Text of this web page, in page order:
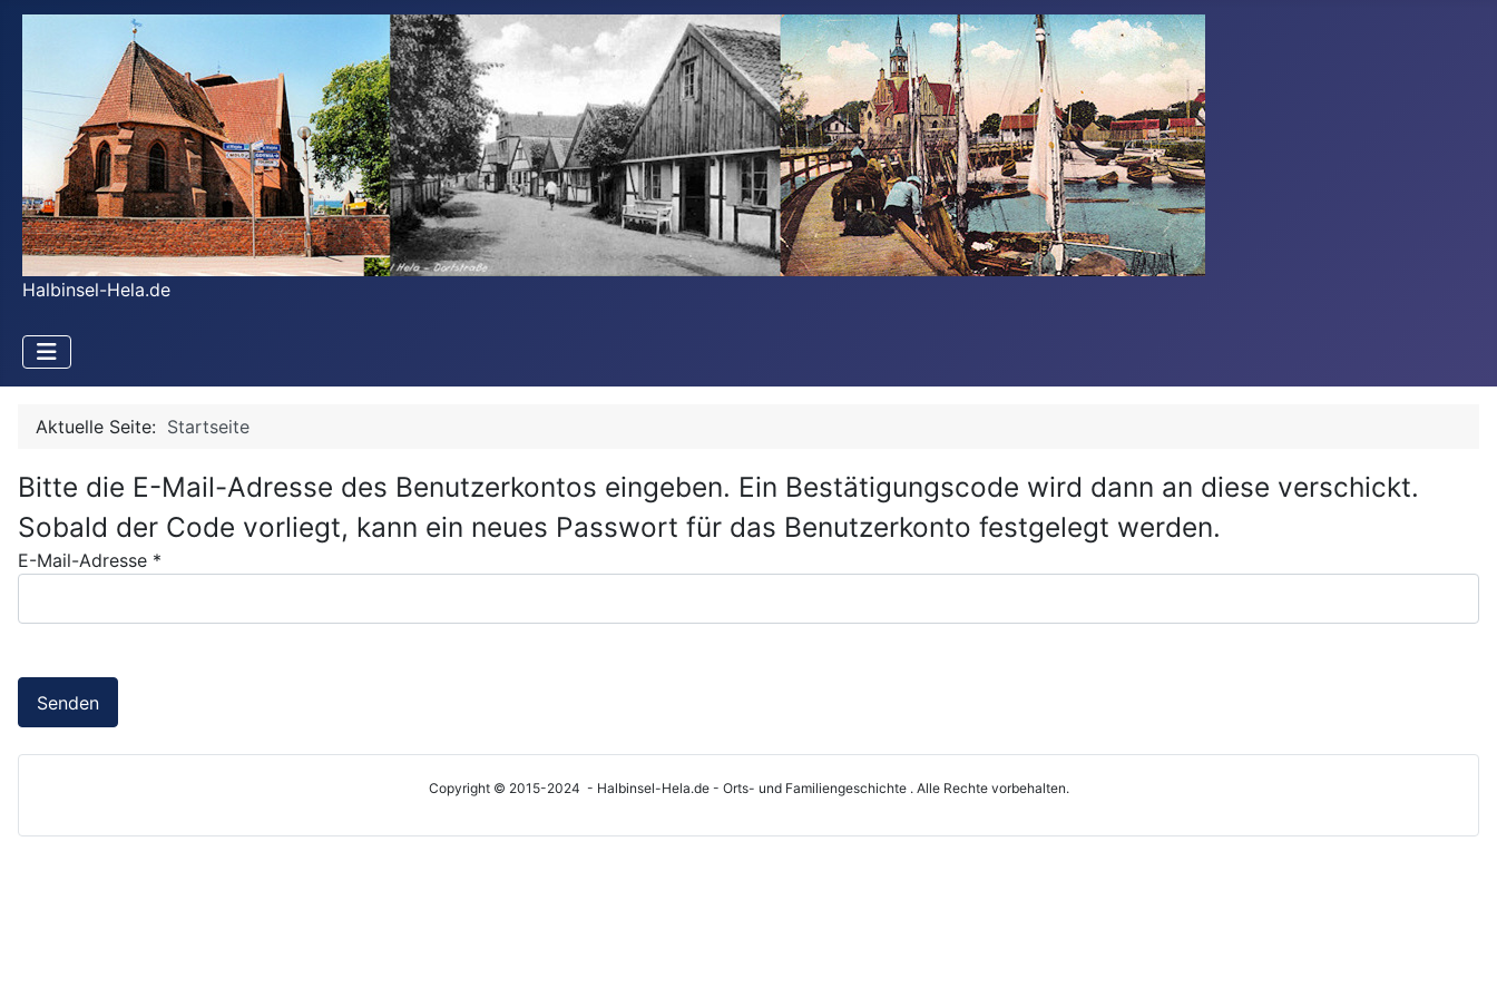
Halbinsel-Hela.de
Aktuelle Seite: Startseite
Bitte die E-Mail-Adresse des Benutzerkontos eingeben. Ein Bestätigungscode wird dann an diese verschickt.
Sobald der Code vorliegt, kann ein neues Passwort für das Benutzerkonto festgelegt werden.
E-Mail-Adresse *
Senden
Copyright © 2015-2024 - Halbinsel-Hela.de - Orts- und Familiengeschichte . Alle Rechte vorbehalten.